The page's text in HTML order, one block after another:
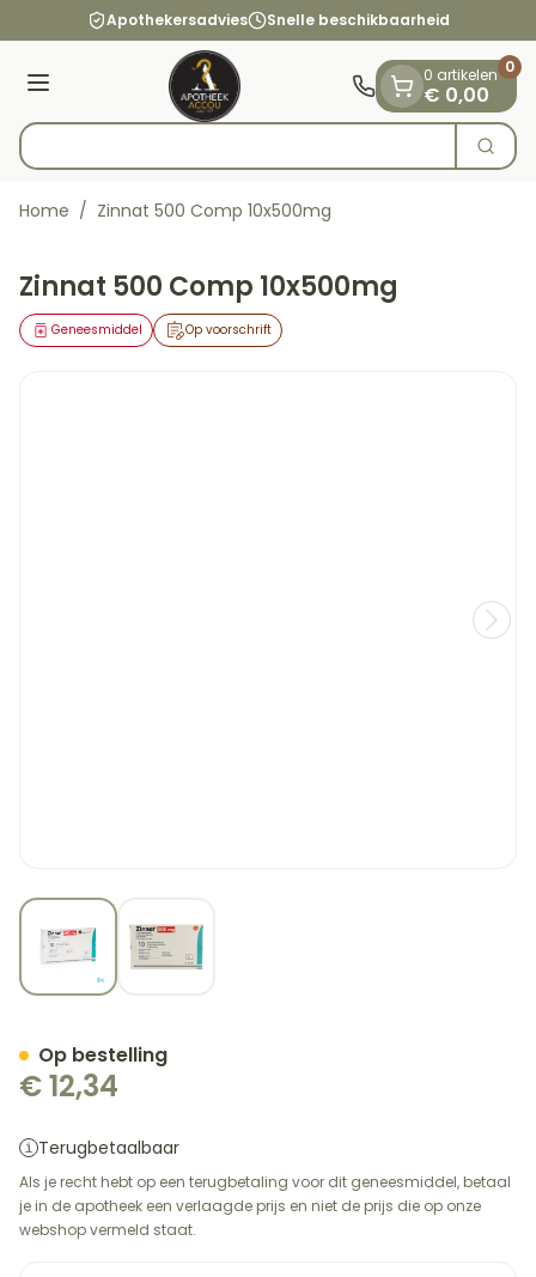
Ga naar de inhoudApothekersadvies Snelle beschikbaarheid
Menu
Product, merk, categorie... Zoek
0 artikelen
€ 0,00
0
Home / Zinnat 500 Comp 10x500mg
Zinnat 500 Comp 10x500mg
Op voorschrift
Geneesmiddel
View larger image
€ 12,34
Terugbetaalbaar
Als je recht hebt op een terugbetaling voor dit geneesmiddel, betaal
je in de apotheek een verlaagde prijs en niet de prijs die op onze
webshop vermeld staat.
Op bestelling